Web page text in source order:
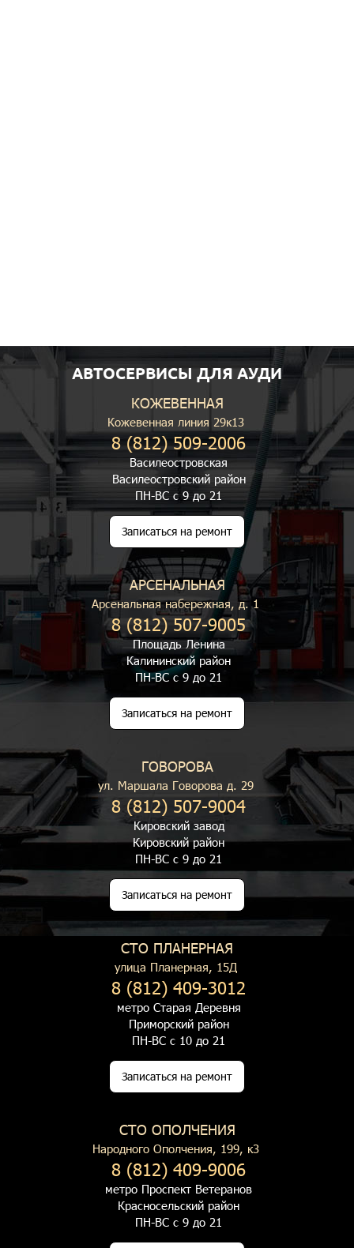
АВТОСЕРВИСЫ ДЛЯ АУДИ
КОЖЕВЕННАЯ
Кожевенная линия 29к13
8 (812) 509-2006
Василеостровская
Василеостровский район
ПН-ВС с 9 до 21
Записаться на ремонт
АРСЕНАЛЬНАЯ
Арсенальная набережная, д. 1
8 (812) 507-9005
Площадь Ленина
Калининский район
ПН-ВС с 9 до 21
Записаться на ремонт
ГОВОРОВА
ул. Маршала Говорова д. 29
8 (812) 507-9004
Кировский завод
Кировский район
ПН-ВС с 9 до 21
Записаться на ремонт
СТО ПЛАНЕРНАЯ
улица Планерная, 15Д
8 (812) 409-3012
метро Старая Деревня
Приморский район
ПН-ВС с 10 до 21
Записаться на ремонт
СТО ОПОЛЧЕНИЯ
Народного Ополчения, 199, к3
8 (812) 409-9006
метро Проспект Ветеранов
Красносельский район
ПН-ВС с 9 до 21